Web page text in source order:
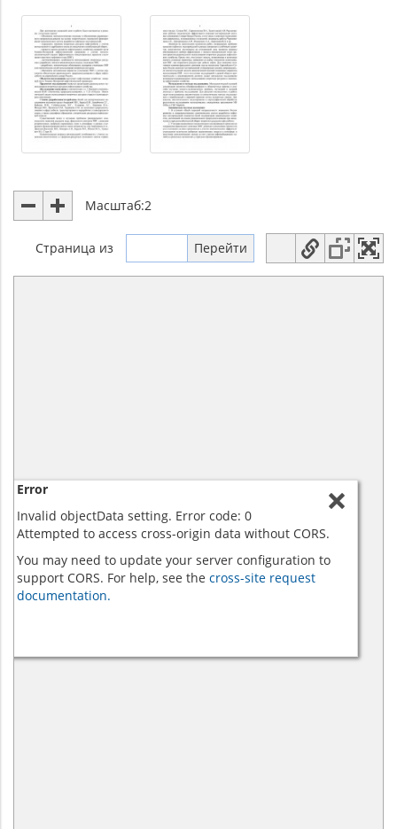
Масштаб:2
Страница из
Error
Invalid objectData setting. Error code: 0
Attempted to access cross-origin data without CORS.
You may need to update your server configuration to
support CORS. For help, see the cross-site request
documentation.